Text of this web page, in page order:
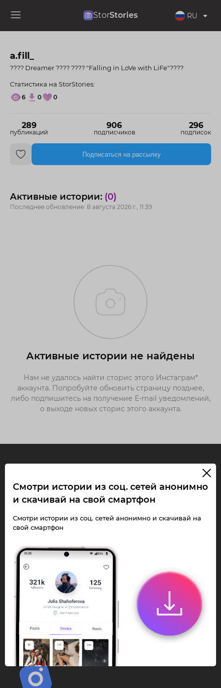
StorStories RU
a.fill_
289
публикаций
906
подписчиков
296
подписок
???? Dreamer ???? ???? "Falling in LoVe with LiFe"????
Статистика на StorStories:
6 0 0
Подписаться на рассылку
Активные истории: (0)
Последнее обновление: 8 августа 2026 г., 11:39
Активные истории не найдены
Нам не удалось найти сторис этого Инстаграм*
аккаунта. Попробуйте обновить страницу позднее,
либо подпишитесь на получение E-mail уведомлений,
о выходе новых сторис этого аккаунта.
Смотри Stories и
скачивай Reels без
ограничений!
Переходи в ИнстаПай бот - смотри и
Stories
анонимно в чате
или Telegram-приложении.
Быстро, просто и удобно.
Перейти к боту
Смотри истории из соц. сетей анонимно
и скачивай на свой смартфон
Смотри истории из соц. сетей анонимно и скачивай на
свой смартфон